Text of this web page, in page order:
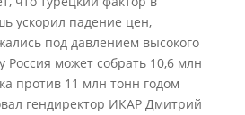
ускорил падение цен,
под давлением высокого
Россия может собрать 10,6 млн
против 11 млн тонн годом
гендиректор ИКАР Дмитрий